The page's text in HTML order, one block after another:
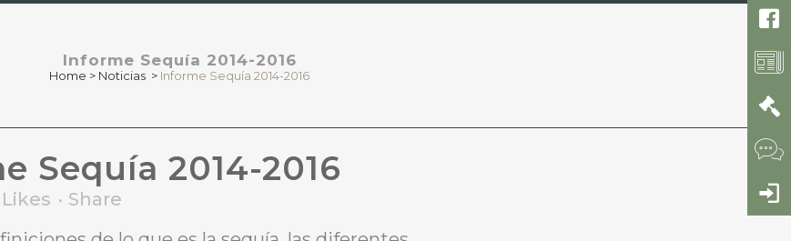
Informe Sequía 2014-2016
Home > Noticias > Informe Sequía 2014-2016
Sequía 2014-2016
Likes
Share